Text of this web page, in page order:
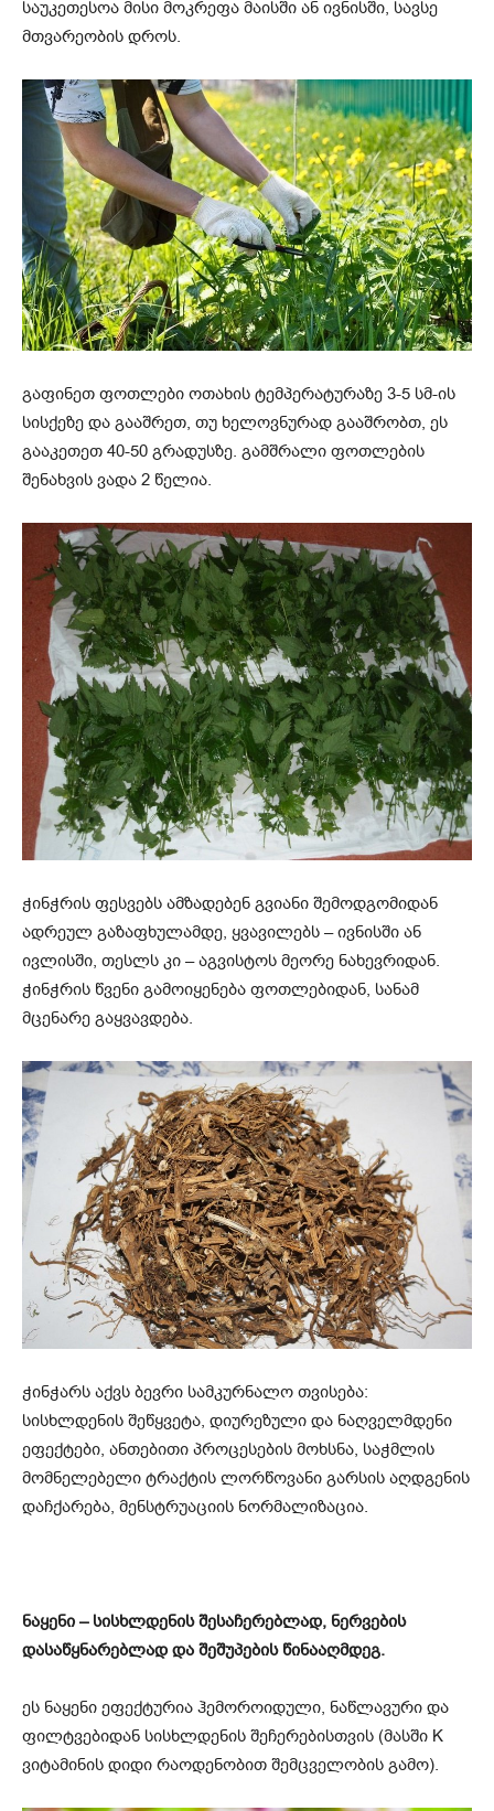
საუკეთესოა მისი მოკრეფა მაისში ან ივნისში, სავსე
მთვარეობის დროს.
გაფინეთ ფოთლები ოთახის ტემპერატურაზე 3-5 სმ-ის
სისქეზე და გააშრეთ, თუ ხელოვნურად გააშრობთ, ეს
გააკეთეთ 40-50 გრადუსზე. გამშრალი ფოთლების
შენახვის ვადა 2 წელია.
ჭინჭრის ფესვებს ამზადებენ გვიანი შემოდგომიდან
ადრეულ გაზაფხულამდე, ყვავილებს – ივნისში ან
ივლისში, თესლს კი – აგვისტოს მეორე ნახევრიდან.
ჭინჭრის წვენი გამოიყენება ფოთლებიდან, სანამ
მცენარე გაყვავდება.
ჭინჭარს აქვს ბევრი სამკურნალო თვისება:
სისხლდენის შეწყვეტა, დიურეზული და ნაღველმდენი
ეფექტები, ანთებითი პროცესების მოხსნა, საჭმლის
მომნელებელი ტრაქტის ლორწოვანი გარსის აღდგენის
დაჩქარება, მენსტრუაციის ნორმალიზაცია.
ნაყენი – სისხლდენის შესაჩერებლად, ნერვების
დასაწყნარებლად და შეშუპების წინააღმდეგ.
ეს ნაყენი ეფექტურია ჰემოროიდული, ნაწლავური და
ფილტვებიდან სისხლდენის შეჩერებისთვის (მასში K
ვიტამინის დიდი რაოდენობით შემცველობის გამო).